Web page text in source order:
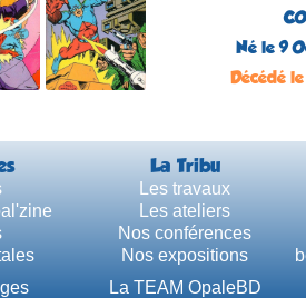
Né le 9
Décédé
La Tribu
Les travaux
Les ateliers
Nos conférences
Nos expositions
La TEAM OpaleBD